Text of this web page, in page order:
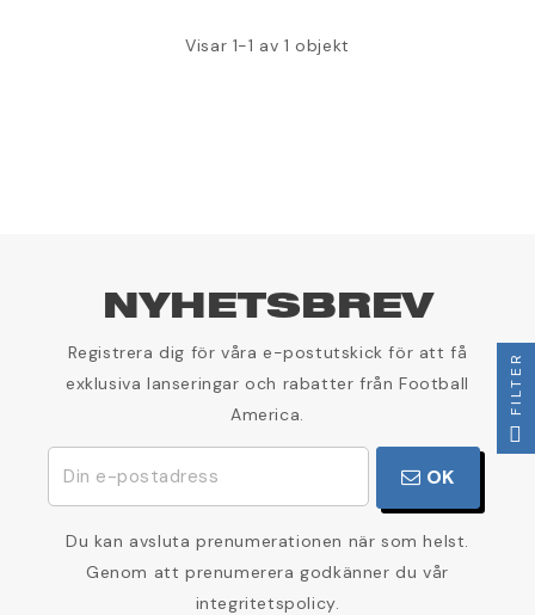
Visar 1-1 av 1 objekt
NYHETSBREV
Registrera dig för våra e-postutskick för att få
exklusiva lanseringar och rabatter från Football
America.
OK
Du kan avsluta prenumerationen när som helst.
Genom att prenumerera godkänner du vår
integritetspolicy.
FILTER